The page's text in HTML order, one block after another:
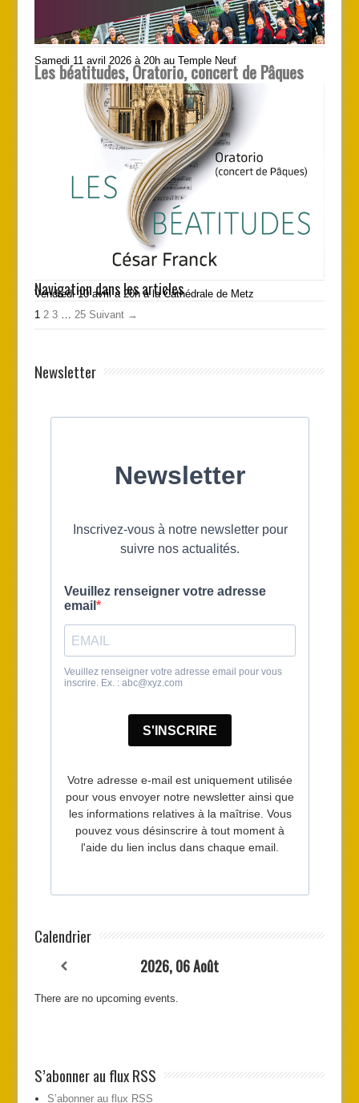
Samedi 11 avril 2026 à 20h au Temple Neuf
Les béatitudes, Oratorio, concert de Pâques
Vendredi 10 avril à 20h à la Cathédrale de Metz
Navigation dans les articles
1 2 3 … 25 Suivant →
Newsletter
Calendrier
2026, 06 Août
There are no upcoming events.
S’abonner au flux RSS
S’abonner au flux RSS